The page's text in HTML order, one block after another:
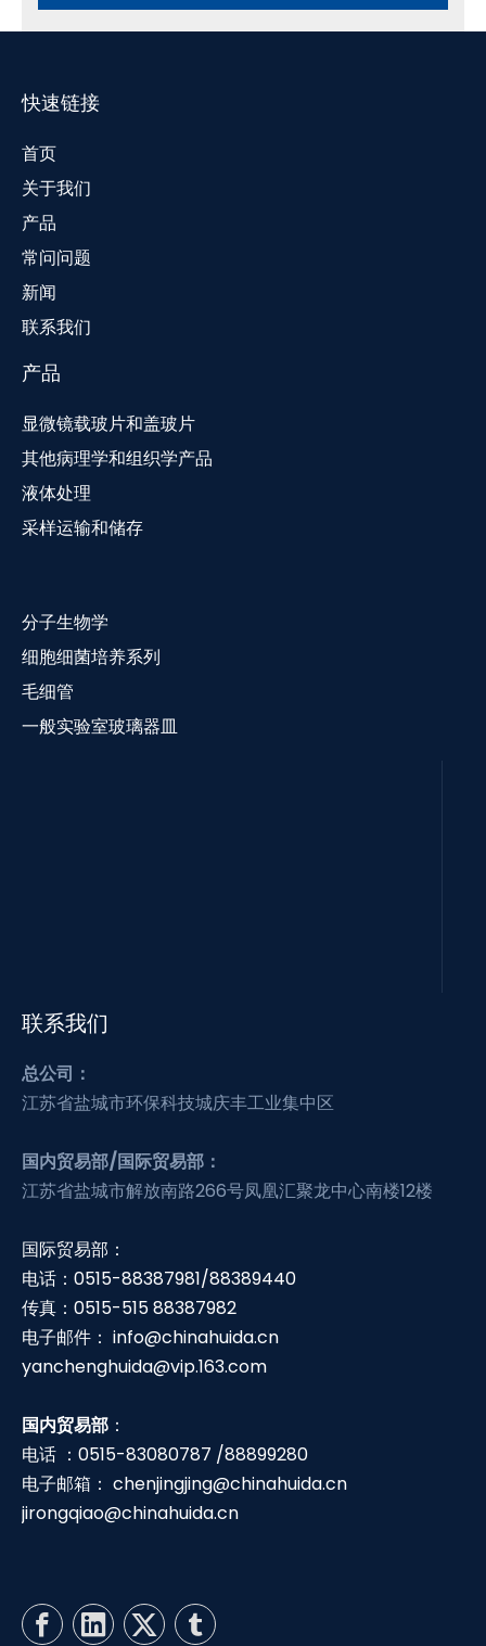
快速链接
首页
关于我们
产品
常问问题
新闻
联系我们
产品
显微镜载玻片和盖玻片
其他病理学和组织学产品
液体处理
采样运输和储存
分子生物学
细胞细菌培养系列
毛细管
一般实验室玻璃器皿
联系我们
总公司：
江苏省盐城市环保科技城庆丰工业集中区
国内贸易部/国际贸易部：
江苏省盐城市解放南路266号凤凰汇聚龙中心南楼12楼
国际贸易部：
电话：0515-88387981/88389440
传真：0515-515 88387982
电子邮件： info@chinahuida.cn
yanchenghuida@vip.163.com
国内贸易部 ：
电话 ：0515-83080787 /88899280
电子邮箱： chenjingjing@chinahuida.cn
jirongqiao@chinahuida.cn